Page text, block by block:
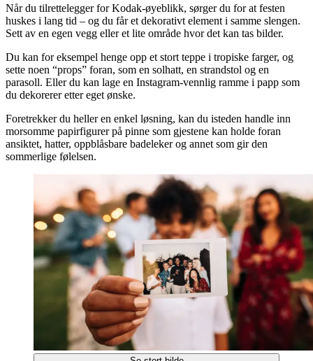
Når du tilrettelegger for Kodak-øyeblikk, sørger du for at festen
huskes i lang tid – og du får et dekorativt element i samme slengen.
Sett av en egen vegg eller et lite område hvor det kan tas bilder.
Du kan for eksempel henge opp et stort teppe i tropiske farger, og
sette noen “props” foran, som en solhatt, en strandstol og en
parasoll. Eller du kan lage en Instagram-vennlig ramme i papp som
du dekorerer etter eget ønske.
Foretrekker du heller en enkel løsning, kan du isteden handle inn
morsomme papirfigurer på pinne som gjestene kan holde foran
ansiktet, hatter, oppblåsbare badeleker og annet som gir den
sommerlige følelsen.